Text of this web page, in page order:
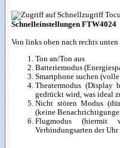
Schnelleinstellungen FTW4024
Von links oben nach rechts
Ton an/Ton aus
Batteriemodus
Smartphone suchen
Theatermodus (Display
gedrückt wird, was ideal
Nicht stören Modus
(keine
Flugmodus
Verbindungsarten der